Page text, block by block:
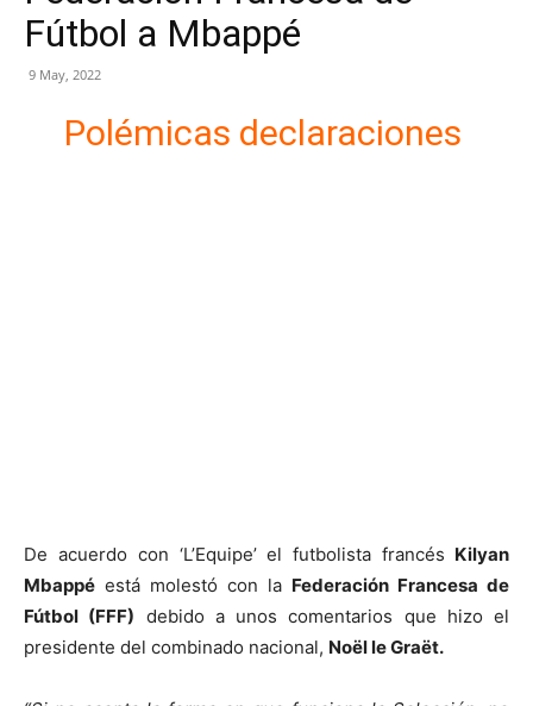
Fútbol a Mbappé
9 May, 2022
Polémicas declaraciones
De acuerdo con ‘L’Equipe’ el futbolista francés Kilyan
Mbappé está molestó con la Federación Francesa de
Fútbol (FFF) debido a unos comentarios que hizo el
presidente del combinado nacional, Noël le Graët.